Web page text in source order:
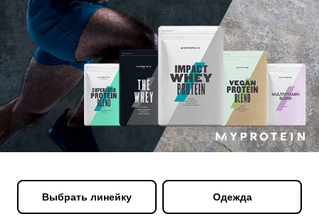
Выбрать линейку Одежда